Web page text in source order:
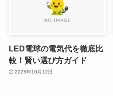
LED電球の電気代を徹底比
較！賢い選び方ガイド
2025年10月12日